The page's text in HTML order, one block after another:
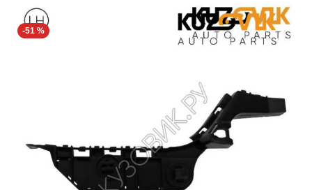
-51 %